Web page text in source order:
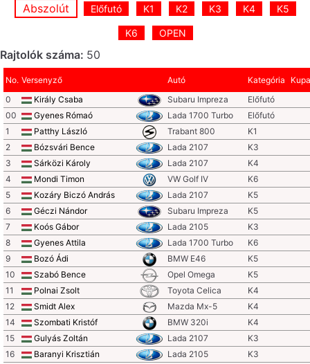
Abszolút Előfutó K1 K2 K3 K4 K5
K6 OPEN
Rajtolók száma: 50
No. Versenyző Autó Kategória
Kupa
0
Király Csaba Subaru Impreza
Előfutó
00
Gyenes Rómaó Lada 1700 Turbo
Előfutó
1
Patthy László Trabant 800
K1
2
Bózsvári Bence Lada 2107
K3
3
Sárközi Károly Lada 2107
K4
4
Mondi Timon VW Golf IV
K6
5
Kozáry Biczó András Lada 2107
K5
6
Géczi Nándor Subaru Impreza
K5
7
Koós Gábor Lada 2105
K3
8
Gyenes Attila Lada 1700 Turbo
K6
9
Bozó Ádi BMW E46
K5
10
Szabó Bence Opel Omega
K5
11
Polnai Zsolt Toyota Celica
K4
12
Smidt Alex Mazda Mx-5
K4
14
Szombati Kristóf BMW 320i
K4
15
Gulyás Zoltán Lada 2107
K3
16
Baranyi Krisztián Lada 2105
K3